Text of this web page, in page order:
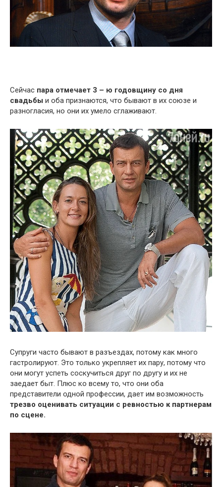
Сейчас пара отмечает 3 – ю годовщину со дня
свадьбы и оба признаются, что бывают в их союзе и
разногласия, но они их умело сглаживают.
Супруги часто бывают в разъездах, потому как много
гастролируют. Это только укрепляет их пару, потому что
они могут успеть соскучиться друг по другу и их не
заедает быт. Плюс ко всему то, что они оба
представители одной профессии, дает им возможность
трезво оценивать ситуации с ревностью к партнерам
по сцене.